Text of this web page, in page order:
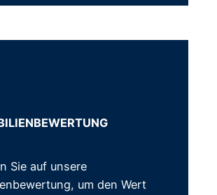
Sie auf unsere
um den Wert